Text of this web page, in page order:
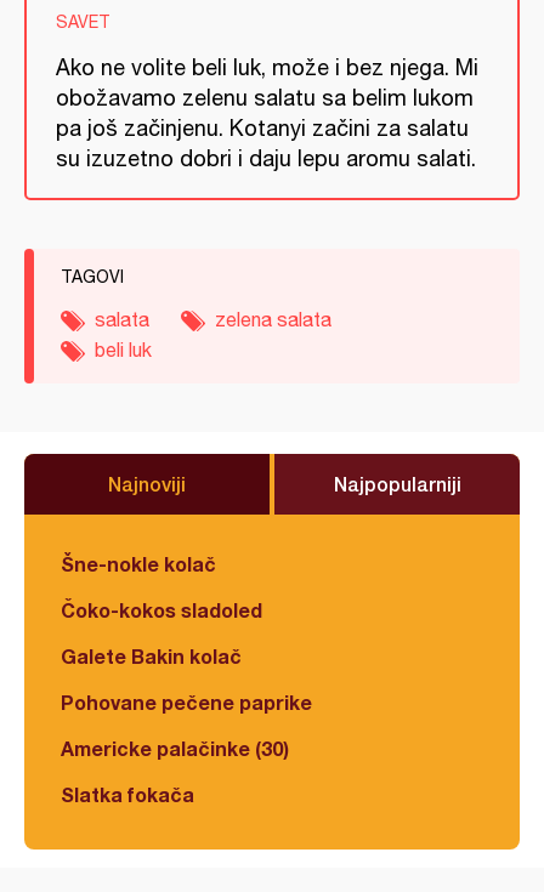
SAVET
Ako ne volite beli luk, može i bez njega. Mi
obožavamo zelenu salatu sa belim lukom
pa još začinjenu. Kotanyi začini za salatu
su izuzetno dobri i daju lepu aromu salati.
TAGOVI
salata
zelena salata
beli luk
Najnoviji Najpopularniji
Šne-nokle kolač
Čoko-kokos sladoled
Galete Bakin kolač
Pohovane pečene paprike
Americke palačinke (30)
Slatka fokača